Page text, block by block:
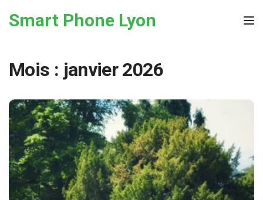
Smart Phone Lyon
Mois : janvier 2026